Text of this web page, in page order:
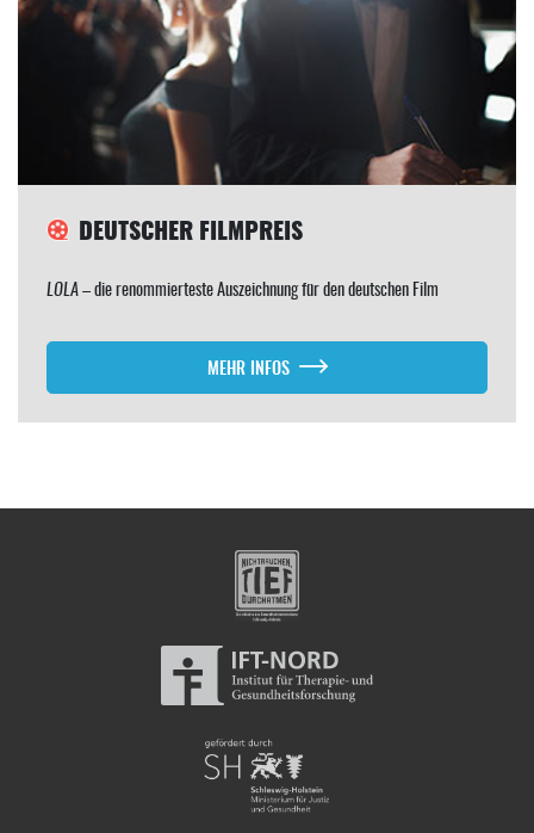
DEUTSCHER FILMPREIS
LOLA– die renommierteste Auszeichnung für den deutschen Film
MEHR INFOS